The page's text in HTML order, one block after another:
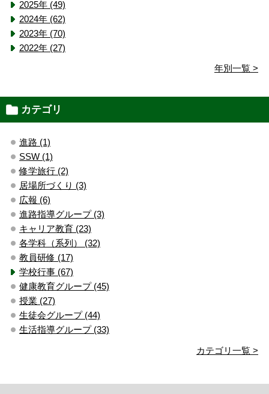
2025年 (49)
2024年 (62)
2023年 (70)
2022年 (27)
年別一覧 >
カテゴリ
進路 (1)
SSW (1)
修学旅行 (2)
居場所づくり (3)
広報 (6)
進路指導グループ (3)
キャリア教育 (23)
各学科（系列） (32)
教員研修 (17)
学校行事 (67)
健康教育グループ (45)
授業 (27)
生徒会グループ (44)
生活指導グループ (33)
カテゴリ一覧 >